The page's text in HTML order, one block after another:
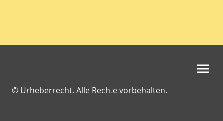
© Urheberrecht. Alle Rechte vorbehalten.